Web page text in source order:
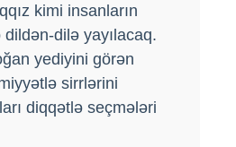
kimi insanların
dildən-dilə yayılacaq.
yediyini görən
sirrlərini
diqqətlə seçmələri